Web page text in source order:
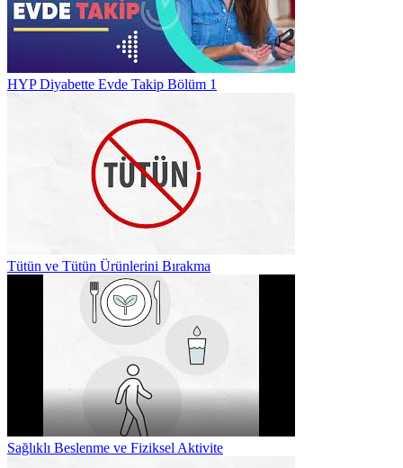
HYP Diyabette Evde Takip Bölüm 1
Tütün ve Tütün Ürünlerini Bırakma
Sağlıklı Beslenme ve Fiziksel Aktivite